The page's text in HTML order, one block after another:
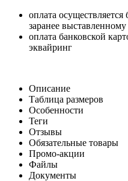
оплата
заранее выставленному
оплата банковской
эквайринг
Описание
Таблица размеров
Особенности
Теги
Отзывы
Обязательные товары
Промо-акции
Файлы
Документы